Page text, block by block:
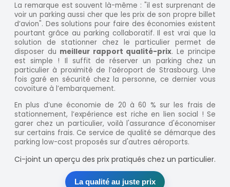
La remarque est souvent là-même : "il est surprenant de
voir un parking aussi cher que les prix de son propre billet
d’avion". Des solutions pour faire des économies existent
pourtant grâce au parking collaboratif. Il est vrai que la
solution de stationner chez le particulier permet de
disposer du meilleur rapport qualité-prix. Le principe
est simple ! Il suffit de réserver un parking chez un
particulier à proximité de l’aéroport de Strasbourg. Une
fois garé en sécurité chez la personne, ce dernier vous
covoiture à l’embarquement.
En plus d’une économie de 20 à 60 % sur les frais de
stationnement, l’expérience est riche en lien social ! Se
garer chez un particulier, voilà l'assurance d'économiser
sur certains frais. Ce service de qualité se démarque des
parking low-cost proposés sur d'autres aéroports.
Ci-joint un aperçu des prix pratiqués chez un particulier.
La qualité au juste prix